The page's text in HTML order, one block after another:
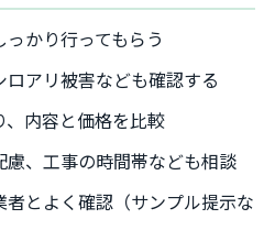
かり行ってもらう
アリ被害なども確認する
内容と価格を比較
、工事の時間帯なども相談
とよく確認（サンプル提示な